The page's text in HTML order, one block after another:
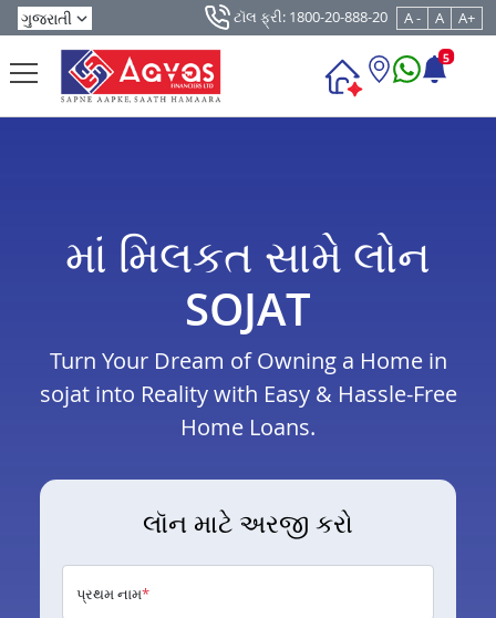
ટૉલ ફ્રી: 1800-20-888-20 A - A A+
5
માં મિલકત સામે લોન
SOJAT
Turn Your Dream of Owning a Home in
sojat into Reality with Easy & Hassle-Free
Home Loans.
લૉન માટે અરજી કરો
પ્રથમ નામ*